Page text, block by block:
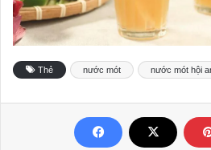
Thẻ nước mót nước mót hội